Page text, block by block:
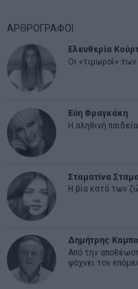
ΑΡΘΡΟΓΡΑΦΟΙ
Ελευθερία
Οι «τιμωροί»
Εύη Φραγκάκη
Η αληθινή
Σταματίνα
Η βία κατά των
Δημήτρης
Από την
ψάχνει τον